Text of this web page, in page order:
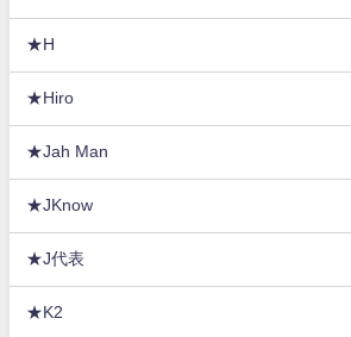
★H
★Hiro
★Jah Man
★JKnow
★J代表
★K2